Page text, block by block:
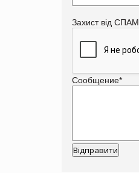
Захист від СПАМ
Сообщение*